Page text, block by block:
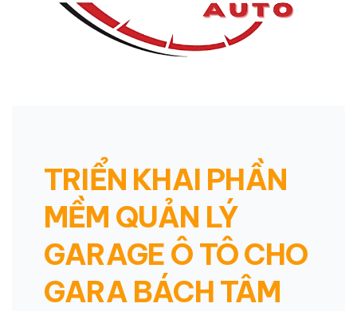
TRIỂN KHAI PHẦN
MỀM QUẢN LÝ
GARAGE Ô TÔ CHO
GARA BÁCH TÂM